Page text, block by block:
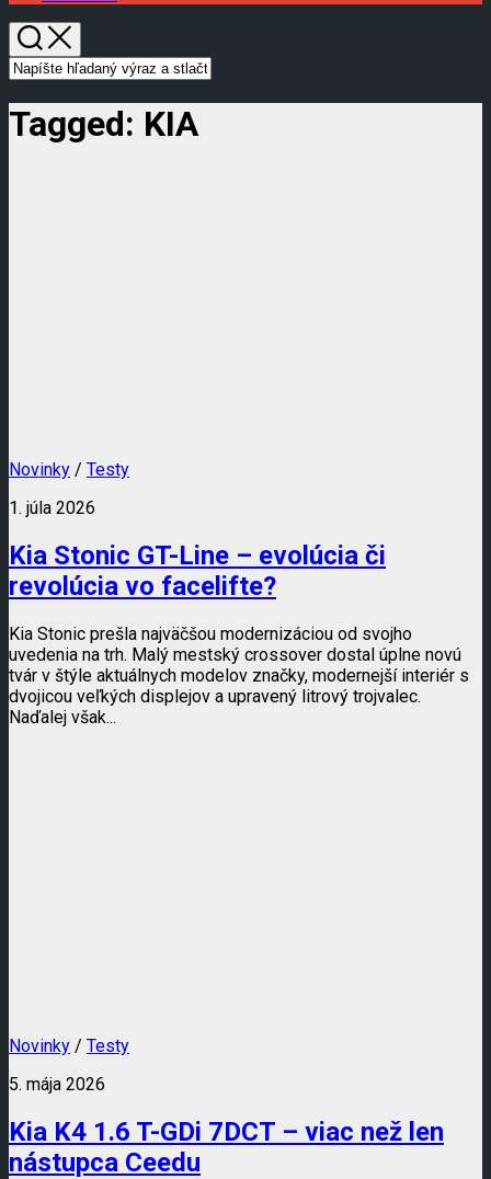
Tagged: KIA
Novinky / Testy
1. júla 2026
Kia Stonic GT-Line – evolúcia či
revolúcia vo facelifte?
Kia Stonic prešla najväčšou modernizáciou od svojho
uvedenia na trh. Malý mestský crossover dostal úplne novú
tvár v štýle aktuálnych modelov značky, modernejší interiér s
dvojicou veľkých displejov a upravený litrový trojvalec.
Naďalej však...
Novinky / Testy
5. mája 2026
Kia K4 1.6 T-GDi 7DCT – viac než len
nástupca Ceedu